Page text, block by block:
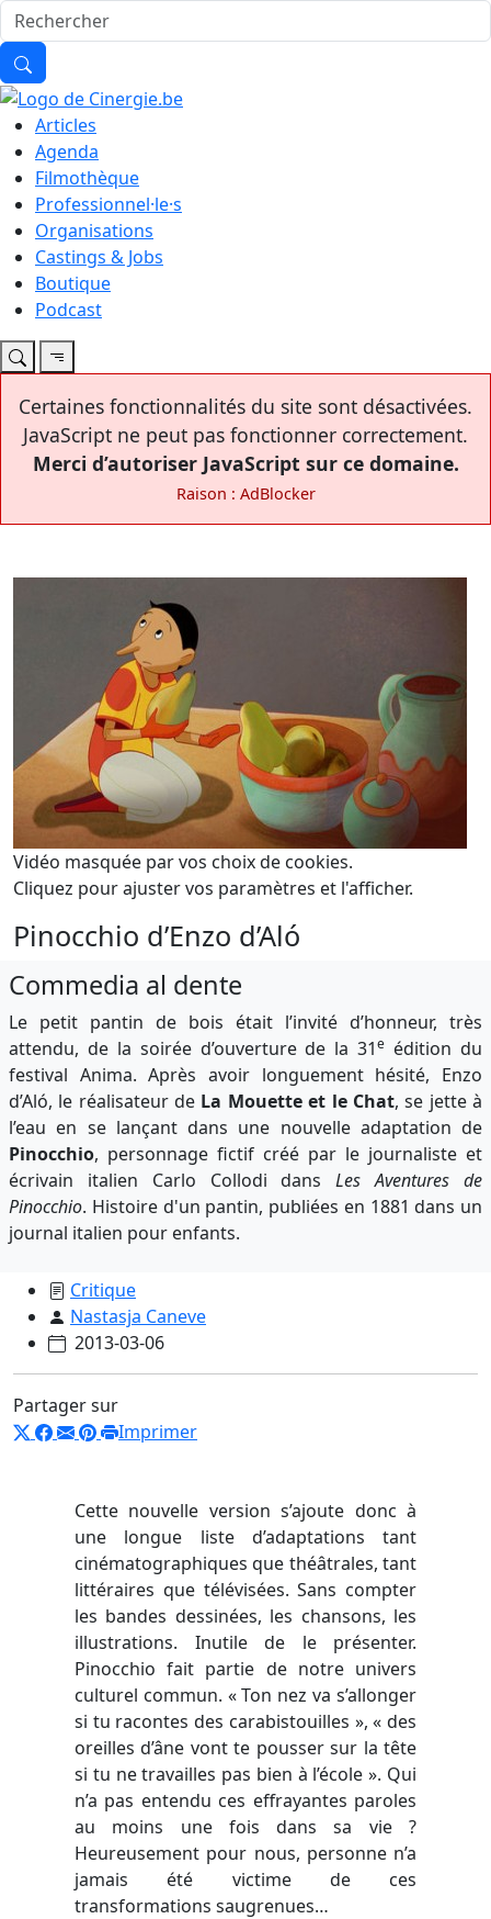
Articles
Agenda
Filmothèque
Professionnel·le·s
Organisations
Castings & Jobs
Boutique
Podcast
Certaines fonctionnalités du site sont désactivées.
JavaScript ne peut pas fonctionner correctement.
Merci d’autoriser JavaScript sur ce domaine.
Raison : AdBlocker
Vidéo masquée par vos choix de cookies.
Cliquez pour ajuster vos paramètres et l'afficher.
Pinocchio d’Enzo d’Aló
Commedia al dente
Le petit pantin de bois était l’invité d’honneur, très
attendu, de la soirée d’ouverture de la 31e édition du
festival Anima. Après avoir longuement hésité, Enzo
d’Aló, le réalisateur de La Mouette et le Chat, se jette à
l’eau en se lançant dans une nouvelle adaptation de
Pinocchio, personnage fictif créé par le journaliste et
écrivain italien Carlo Collodi dansLes Aventures de
Pinocchio. Histoire d'un pantin, publiées en 1881 dans un
journal italien pour enfants.
Critique
Nastasja Caneve
2013-03-06
Partager sur
Imprimer
Cette nouvelle version s’ajoute donc à
une longue liste d’adaptations tant
cinématographiques que théâtrales, tant
littéraires que télévisées. Sans compter
les bandes dessinées, les chansons, les
illustrations. Inutile de le présenter.
Pinocchio fait partie de notre univers
culturel commun. « Ton nez va s’allonger
si tu racontes des carabistouilles », « des
oreilles d’âne vont te pousser sur la tête
si tu ne travailles pas bien à l’école ». Qui
n’a pas entendu ces effrayantes paroles
au moins une fois dans sa vie ?
Heureusement pour nous, personne n’a
jamais été victime de ces
transformations saugrenues…